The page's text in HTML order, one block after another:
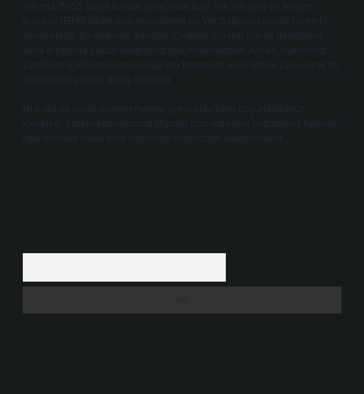
Sitemiz, 5651 Sayılı Kanun gereğince Bilgi Teknolojileri ve İletişim
Kurumu (BTK) tarafından onaylanmış bir Yer Sağlayıcı olarak hizmet
vermektedir. Bu nedenle, sitedeki içerikleri proaktif olarak denetleme
veya araştırma yükümlülüğümüz bulunmamaktadır. Ancak, üyelerimiz
yazdıkları içeriklerin sorumluluğunu taşımakta olup, siteye üye olarak bu
sorumluluğu kabul etmiş sayılırlar.
Hukuka ve yasal düzenlemelere aykırı olduğunu düşündüğünüz
içerikleri,
backlinkpanelicomtr@gmail.com adresine bildirmeniz halinde,
ilgili içerikler yasal süre içerisinde sitemizden kaldırılacaktır.